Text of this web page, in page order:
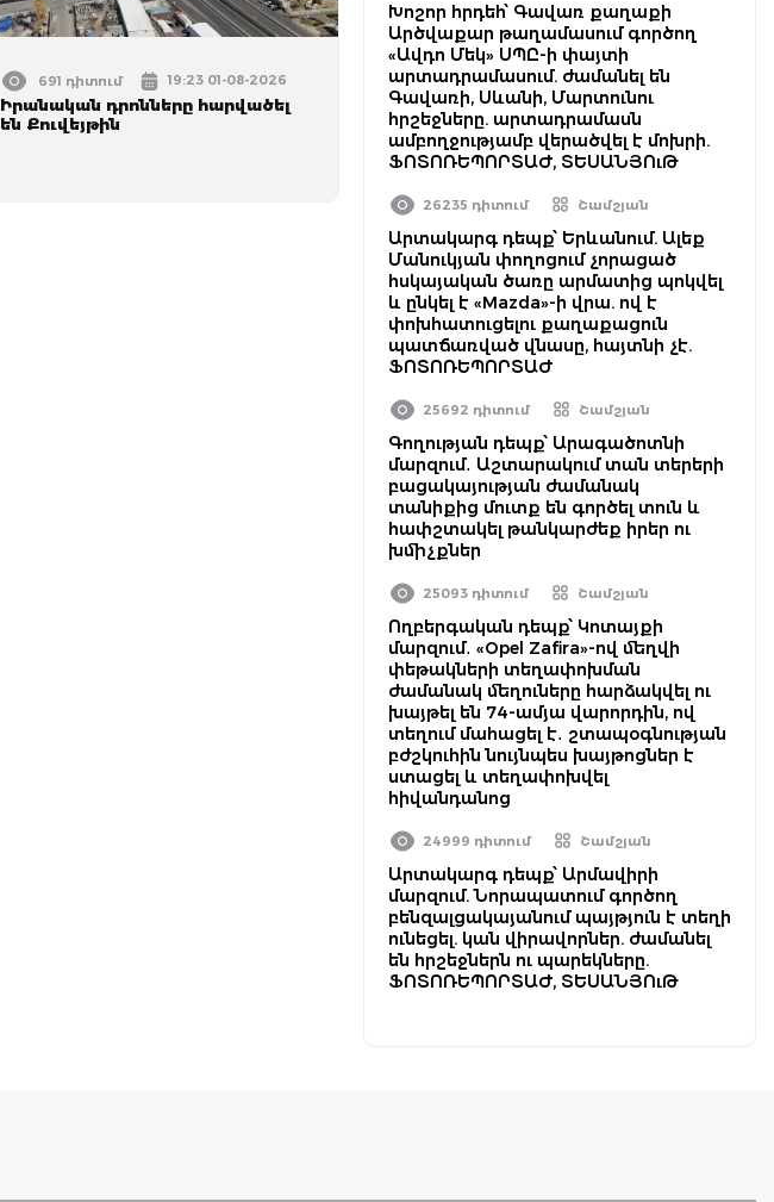
691 դիտում 19:23 01-08-2026
Իրանական դրոնները հարվածել
են Քուվեյթին
Խոշոր հրդեհ՝ Գավառ քաղաքի
Արծվաքար թաղամասում գործող
«Ավդո Մեկ» ՍՊԸ-ի փայտի
արտադրամասում. ժամանել են
Գավառի, Սևանի, Մարտունու
հրշեջները. արտադրամասն
ամբողջությամբ վերածվել է մոխրի.
ՖՈՏՈՌԵՊՈՐՏԱԺ, ՏԵՍԱՆՅՈւԹ
26235 դիտում Շամշյան
Արտակարգ դեպք՝ Երևանում. Ալեք
Մանուկյան փողոցում չորացած
հսկայական ծառը արմատից պոկվել
և ընկել է «Mazda»-ի վրա. ով է
փոխհատուցելու քաղաքացուն
պատճառված վնասը, հայտնի չէ.
ՖՈՏՈՌԵՊՈՐՏԱԺ
25692 դիտում Շամշյան
Գողության դեպք՝ Արագածոտնի
մարզում․ Աշտարակում տան տերերի
բացակայության ժամանակ
տանիքից մուտք են գործել տուն և
հափշտակել թանկարժեք իրեր ու
խմիչքներ
25093 դիտում Շամշյան
Ողբերգական դեպք՝ Կոտայքի
մարզում․ «Opel Zafira»-ով մեղվի
փեթակների տեղափոխման
ժամանակ մեղուները հարձակվել ու
խայթել են 74-ամյա վարորդին, ով
տեղում մահացել է․ շտապօգնության
բժշկուհին նույնպես խայթոցներ է
ստացել և տեղափոխվել
հիվանդանոց
24999 դիտում Շամշյան
Արտակարգ դեպք՝ Արմավիրի
մարզում. Նորապատում գործող
բենզալցակայանում պայթյուն է տեղի
ունեցել. կան վիրավորներ. ժամանել
են հրշեջներն ու պարեկները.
ՖՈՏՈՌԵՊՈՐՏԱԺ, ՏԵՍԱՆՅՈւԹ